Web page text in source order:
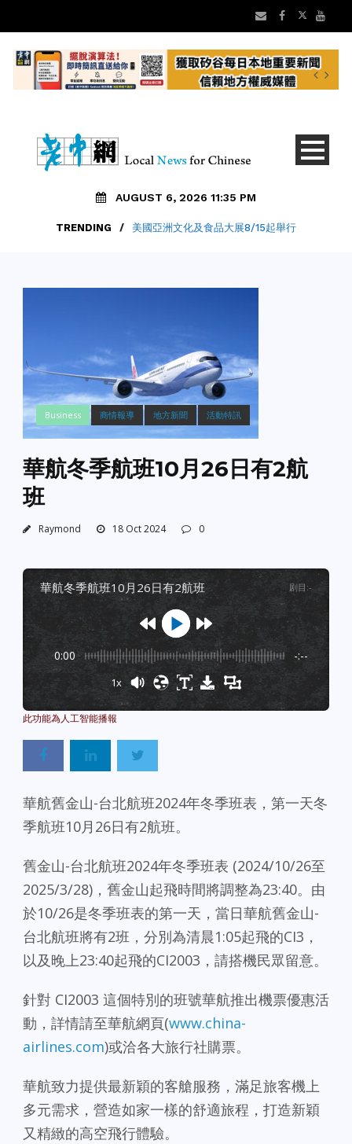
AUGUST 6, 2026 11:35 PM
TRENDING / 美國亞洲文化及食品大展8/15起舉行
Business 商情報導 地方新聞 活動特訊
華航冬季航班10月26日有2航
班
Raymond 18 Oct 2024 0
華航冬季航班10月26日有2航班 剧目 :-
0:00 -:--
1x
華航舊金山-台北航班2024年冬季班表，第一天冬
季航班10月26日有2航班。
舊金山-台北航班2024年冬季班表 (2024/10/26至
2025/3/28)，舊金山起飛時間將調整為23:40。由
於10/26是冬季班表的第一天，當日華航舊金山-
台北航班將有2班，分別為清晨1:05起飛的CI3，
以及晚上23:40起飛的CI2003，請搭機民眾留意。
針對 CI2003 這個特別的班號華航推出機票優惠活
動，詳情請至華航網頁(www.china-
airlines.com)或洽各大旅行社購票。
華航致力提供最新穎的客艙服務，滿足旅客機上
多元需求，營造如家一樣的舒適旅程，打造新穎
又精緻的高空飛行體驗。